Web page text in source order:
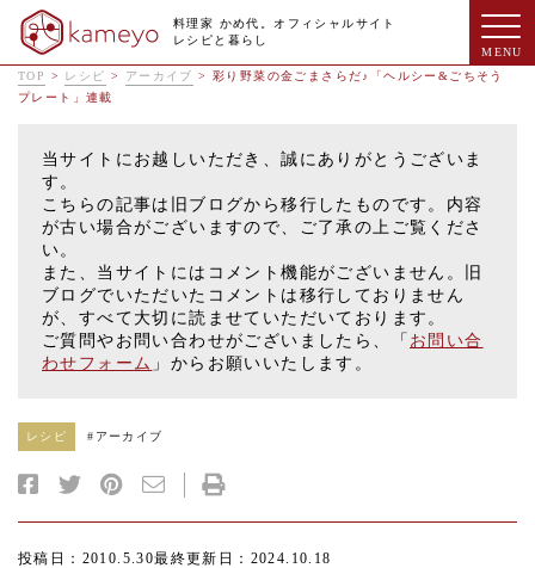
料理家 かめ代。オフィシャルサイト
レシピと暮らし
TOP > レシピ > アーカイブ >彩り野菜の金ごまさらだ♪「ヘルシー&ごちそう
プレート」連載
当サイトにお越しいただき、誠にありがとうございま
す。
こちらの記事は旧ブログから移行したものです。内容
が古い場合がございますので、ご了承の上ご覧くださ
い。
また、当サイトにはコメント機能がございません。旧
ブログでいただいたコメントは移行しておりません
が、すべて大切に読ませていただいております。
ご質問やお問い合わせがございましたら、「 お問い合
わせフォーム 」からお願いいたします。
レシピ # アーカイブ
投稿日：2010.5.30最終更新日：2024.10.18